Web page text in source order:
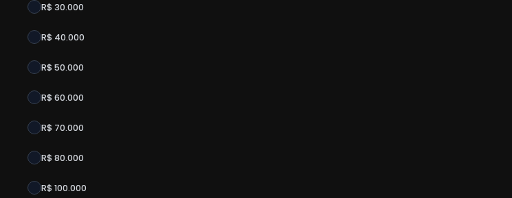
R$ 30.000
R$ 40.000
R$ 50.000
R$ 60.000
R$ 70.000
R$ 80.000
R$ 100.000